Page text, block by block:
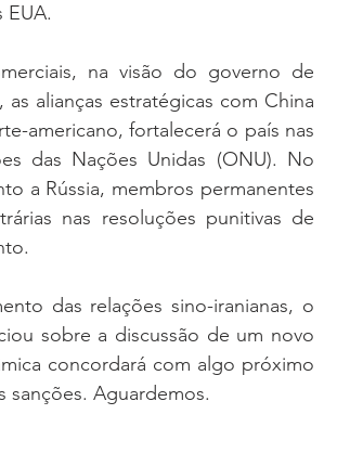
EUA.
na visão do governo de
alianças estratégicas com China
americano, fortalecerá o país nas
das Nações Unidas (ONU). No
a Rússia, membros permanentes
nas resoluções punitivas de
das relações sino-iranianas, o
sobre a discussão de um novo
concordará com algo próximo
Aguardemos.